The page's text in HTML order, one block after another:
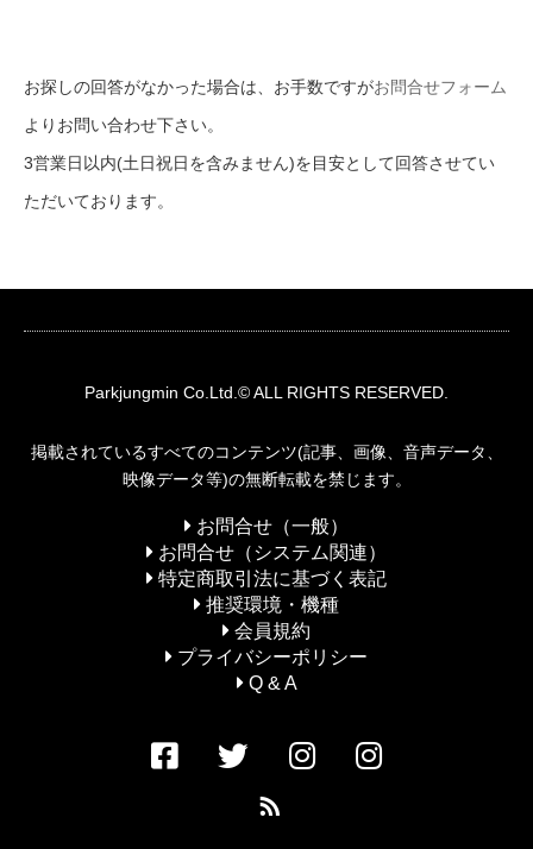
お探しの回答がなかった場合は、お手数ですがお問合せフォーム
よりお問い合わせ下さい。
3営業日以内(土日祝日を含みません)を目安として回答させてい
ただいております。
Parkjungmin Co.Ltd.© ALL RIGHTS RESERVED.
掲載されているすべてのコンテンツ(記事、画像、音声データ、
映像データ等)の無断転載を禁じます。
お問合せ（一般）
お問合せ（システム関連）
特定商取引法に基づく表記
推奨環境・機種
会員規約
プライバシーポリシー
Q & A